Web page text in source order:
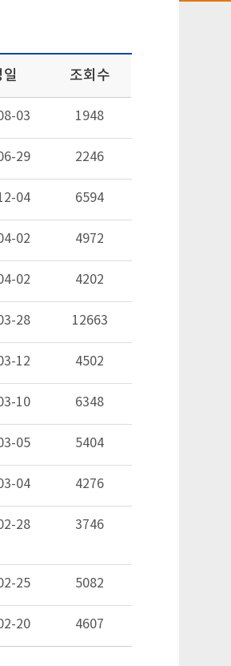
일 조회수
03 1948
29 2246
04 6594
02 4972
02 4202
28 12663
12 4502
10 6348
05 5404
04 4276
28 3746
25 5082
20 4607